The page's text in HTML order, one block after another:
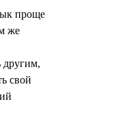
проще
же
другим,
свой